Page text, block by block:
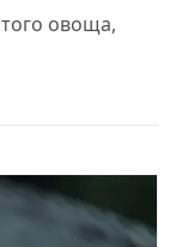
овоща,